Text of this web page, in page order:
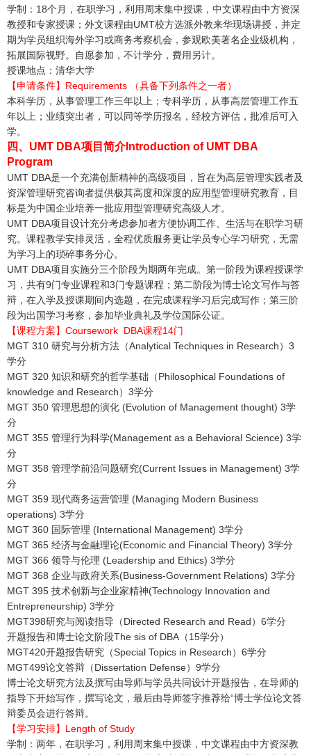
学制：18个月，在职学习，利用周末集中授课，中文课程由中方资深
教授和专家授课；外文课程由UMT校方选派外教来华现场讲授，并定
期为学员组织海外学习或商务考察机会，参观欧美著名企业级机构，
拓展国际视野。自愿参加，不计学分，费用另计。
授课地点：清华大学
【申请条件】Requirements （具备下列条件之一者）
本科学历，从事管理工作三年以上；专科学历，从事高层管理工作五
年以上；业绩突出者，可以同等学历报名，经校方评估，批准后可入
学。
四、UMT DBA项目简介Introduction of UMT DBA
Program
UMT DBA是一个充满创新精神的高级项目，旨在为高层管理实践者及
资深管理研究咨询者提供极其高度和深度的应用型管理研究教育，目
标是为中国企业培养一批应用型管理研究高级人才。
UMT DBA项目设计充分考虑参加者方便协调工作、生活与在职学习研
究。课程教学安排灵活，全程优质服务更让学员专心学习研究，无需
为学习上的琐碎事务分心。
UMT DBA项目实施分三个阶段为期两年完成。第一阶段为课程授课学
习，共有9门专业课程和3门专题课程；第二阶段为博士论文写作与答
辩，在入学及授课期间内选题，在完成课程学习后完成写作；第三阶
段为出国学习考察，参加毕业典礼及学位国际公证。
【课程方案】Coursework DBA课程14门
MGT 310 研究与分析方法（Analytical Techniques in Research）3
学分
MGT 320 知识和研究的哲学基础（Philosophical Foundations of
knowledge and Research）3学分
MGT 350 管理思想的演化 (Evolution of Management thought) 3学
分
MGT 355 管理行为科学(Management as a Behavioral Science) 3学
分
MGT 358 管理学前沿问题研究(Current Issues in Management) 3学
分
MGT 359 现代商务运营管理 (Managing Modern Business
operations) 3学分
MGT 360 国际管理 (International Management) 3学分
MGT 365 经济与金融理论(Economic and Financial Theory) 3学分
MGT 366 领导与伦理 (Leadership and Ethics) 3学分
MGT 368 企业与政府关系(Business-Government Relations) 3学分
MGT 395 技术创新与企业家精神(Technology Innovation and
Entrepreneurship) 3学分
MGT398研究与阅读指导（Directed Research and Read）6学分
开题报告和博士论文阶段The sis of DBA（15学分）
MGT420开题报告研究（Special Topics in Research）6学分
MGT499论文答辩（Dissertation Defense）9学分
博士论文研究方法及撰写由导师与学员共同设计开题报告，在导师的
指导下开始写作，撰写论文，最后由导师签字推荐给“博士学位论文答
辩委员会进行答辩。
【学习安排】Length of Study
学制：两年，在职学习，利用周末集中授课，中文课程由中方资深教